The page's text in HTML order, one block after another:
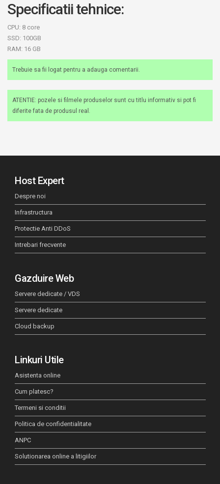
Specificatii tehnice:
CPU: 8 core
SSD: 100GB
RAM: 16 GB
Trebuie sa fii logat pentru a adauga comentarii.
ATENTIE: pozele si filmele produselor sunt cu titlu informativ si pot fi
diferite fata de produsul real.
Host Expert
Despre noi
Infrastructura
Protectie Anti DDoS
Intrebari frecvente
Gazduire Web
Servere dedicate / VDS
Servere dedicate
Cloud backup
Linkuri Utile
Asistenta online
Cum platesc?
Termeni si conditii
Politica de confidentialitate
ANPC
Solutionarea online a litigiilor